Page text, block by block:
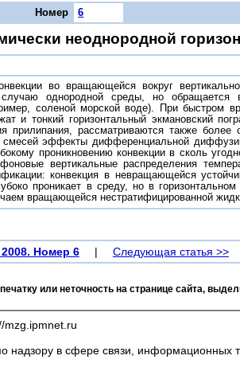
Номер 6
неоднородной
во вращающейся вокруг
случаю однородной среды, но
соленой морской воде). При быстром
и тонкий горизонтальный экмановский
прилипания, рассматриваются также
смесей эффекты дифференциальной
проникновению конвекции в сколь
вертикальные распределения
конвекция в невращающейся
проникает в среду, но в
вращающейся нестратифицированной
2008. Номер 6 | Следующая статья >>
или неточность на странице сайта,
mzg.ipmnet.ru
надзору в сфере связи, информационных